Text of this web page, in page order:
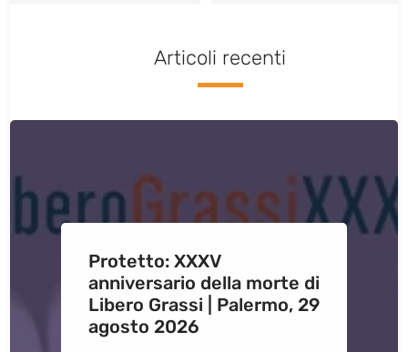
Articoli recenti
Protetto: XXXV
anniversario della morte di
Libero Grassi | Palermo, 29
agosto 2026